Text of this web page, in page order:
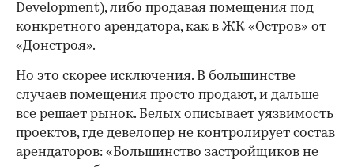
Development), либо продавая помещения под
конкретного арендатора, как в ЖК «Остров» от
«Донстроя».
Но это скорее исключения. В большинстве
случаев помещения просто продают, и дальше
все решает рынок. Белых описывает уязвимость
проектов, где девелопер не контролирует состав
арендаторов: «Большинство застройщиков не